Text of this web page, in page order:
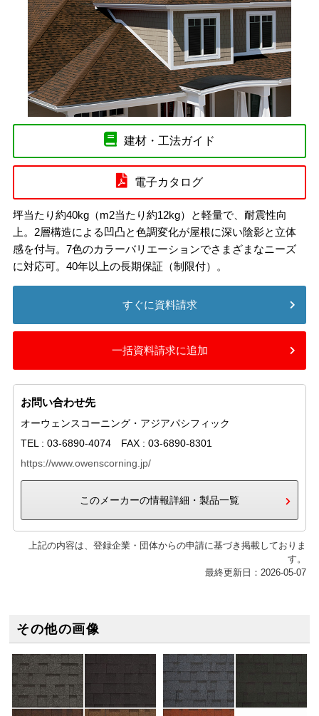
建材・工法ガイド
電子カタログ
坪当たり約40kg（m2当たり約12kg）と軽量で、耐震性向
上。2層構造による凹凸と色調変化が屋根に深い陰影と立体
感を付与。7色のカラーバリエーションでさまざまなニーズ
に対応可。40年以上の長期保証（制限付）。
すぐに資料請求
一括資料請求に追加
お問い合わせ先
オーウェンスコーニング・アジアパシフィック
TEL : 03-6890-4074 FAX : 03-6890-8301
https://www.owenscorning.jp/
このメーカーの情報詳細・製品一覧
上記の内容は、登録企業・団体からの申請に基づき掲載しておりま
す。
最終更新日：2026-05-07
その他の画像